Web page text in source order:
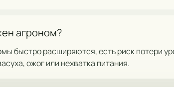
агроном?
быстро расширяются, есть риск потери
ожог или нехватка питания.